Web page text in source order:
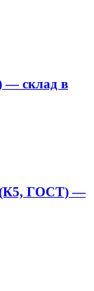
— склад в
(К5, ГОСТ) —